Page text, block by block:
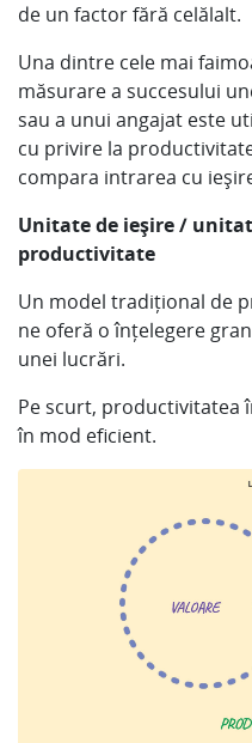
de un factor fără celălalt.
Una dintre cele mai
măsurare a succesului
sau a unui angajat este
cu privire la
compara intrarea cu
Unitate de ieșire /
productivitate
Un model tradițional de
ne oferă o înțelegere
unei lucrări.
Pe scurt, productivitatea
în mod eficient.